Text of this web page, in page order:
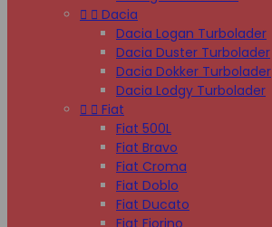
  Dacia
Dacia Logan Turbolader
Dacia Duster Turbolader
Dacia Dokker Turbolader
Dacia Lodgy Turbolader
  Fiat
Fiat 500L
Fiat Bravo
Fiat Croma
Fiat Doblo
Fiat Ducato
Fiat Fiorino